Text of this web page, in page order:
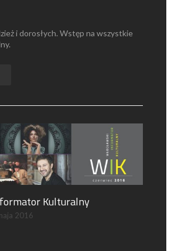
i dorosłych. Wstęp na wszystkie
Kulturalny
2016